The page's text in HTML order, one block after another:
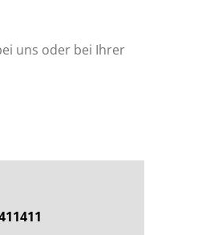
uns oder bei Ihrer